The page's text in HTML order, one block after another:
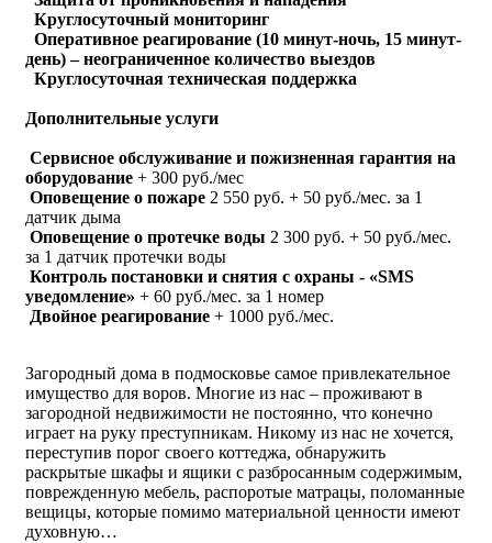
Круглосуточный мониторинг
Оперативное реагирование (10 минут-ночь, 15 минут-
день) – неограниченное количество выездов
Круглосуточная техническая поддержка
Дополнительные услуги
Сервисное обслуживание и пожизненная гарантия на
оборудование + 300 руб./мес
Оповещение о пожаре 2 550 руб. + 50 руб./мес. за 1
датчик дыма
Оповещение о протечке воды 2 300 руб. + 50 руб./мес.
за 1 датчик протечки воды
Контроль постановки и снятия с охраны - «SMS
уведомление» + 60 руб./мес. за 1 номер
Двойное реагирование + 1000 руб./мес.
Загородный дома в подмосковье самое привлекательное
имущество для воров. Многие из нас – проживают в
загородной недвижимости не постоянно, что конечно
играет на руку преступникам. Никому из нас не хочется,
переступив порог своего коттеджа, обнаружить
раскрытые шкафы и ящики с разбросанным содержимым,
поврежденную мебель, распоротые матрацы, поломанные
вещицы, которые помимо материальной ценности имеют
духовную…